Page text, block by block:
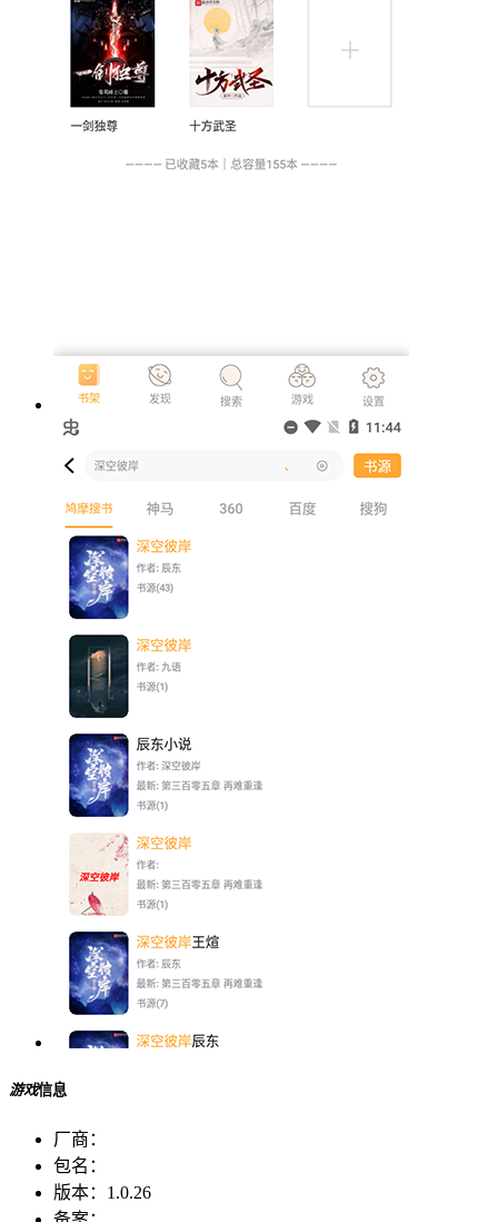
游戏信息
厂商：
包名：
版本： 1.0.26